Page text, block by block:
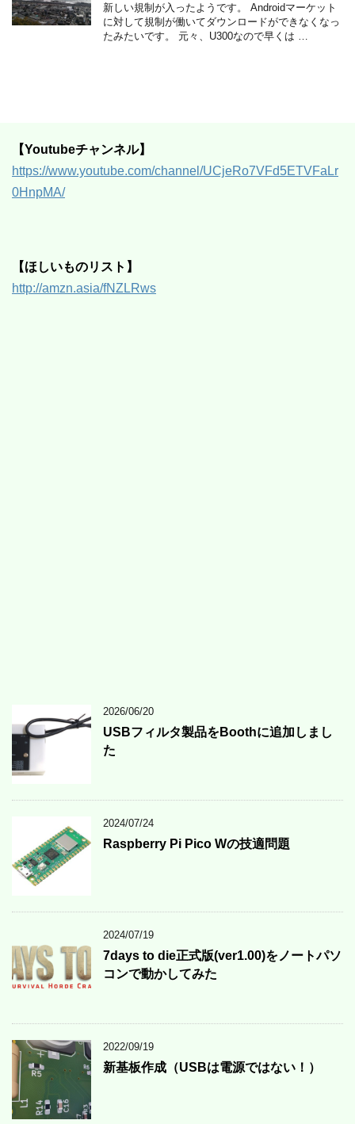
新しい規制が入ったようです。 Androidマーケット
に対して規制が働いてダウンロードができなくなっ
たみたいです。 元々、U300なので早くは …
【Youtubeチャンネル】
https://www.youtube.com/channel/UCjeRo7VFd5ETVFaLr
0HnpMA/
【ほしいものリスト】
http://amzn.asia/fNZLRws
2026/06/20
USBフィルタ製品をBoothに追加しまし
た
2024/07/24
Raspberry Pi Pico Wの技適問題
2024/07/19
7days to die正式版(ver1.00)をノートパソ
コンで動かしてみた
2022/09/19
新基板作成（USBは電源ではない！）